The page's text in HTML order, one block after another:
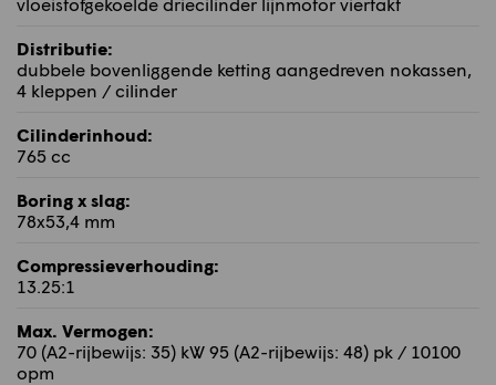
Distributie:
dubbele bovenliggende ketting aangedreven nokassen,
4 kleppen / cilinder
Cilinderinhoud:
765 cc
Boring x slag:
78x53,4 mm
Compressieverhouding:
13.25:1
Max. Vermogen:
70 (A2-rijbewijs: 35) kW 95 (A2-rijbewijs: 48) pk / 10100
opm